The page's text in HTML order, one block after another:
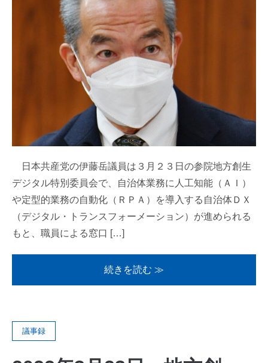
日本共産党の伊藤岳議員は３月２３日の参院地方創生
デジタル特別委員会で、自治体業務に人工知能（ＡＩ）
や定型的業務の自動化（ＲＰＡ）を導入する自治体ＤＸ
（デジタル・トランスフォーメーション）が進められる
もと、職員による窓口 […]
続きを読む ≫
議事録